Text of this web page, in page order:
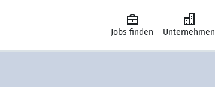
Jobs finden Unternehmen